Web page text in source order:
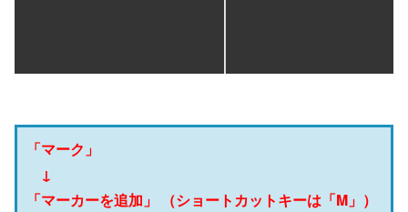
「マーク」
↓
「マーカーを追加」 （ショートカットキーは「M」）